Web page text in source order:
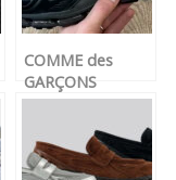
k
COMME des
GARÇONS
HOMME × New
Balance『 1890A
』が公開